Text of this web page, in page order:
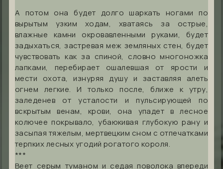
А потом она будет долго шаркать ногами по
вырытым узким ходам, хватаясь за острые,
влажные камни окровавленными руками, будет
задыхаться, застревая меж земляных стен, будет
чувствовать как за спиной, словно многоножка
лапками, перебирает ошалевшая от ярости и
мести охота, изнуряя душу и заставляя алеть
огнем легкие. И только после, ближе к утру,
заледенев от усталости и пульсирующей по
вскрытым венам, крови, она упадет в лесное
колючее покрывало, убаюкивая глубокую рану и
засыпая тяжелым, мертвецким сном с отпечатками
терпких лесных угодий рогатого короля.
***
Веет серым туманом и седая поволока впереди